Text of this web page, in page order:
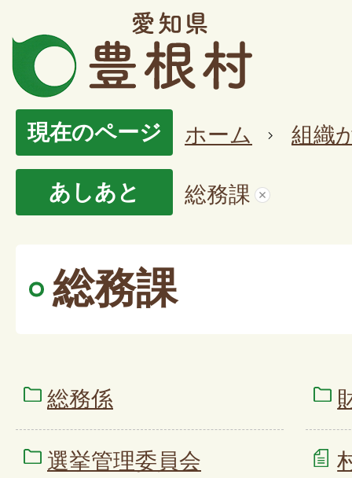
現在のページ ホーム 組織
あしあと 総務課
総務課
総務係
選挙管理委員会